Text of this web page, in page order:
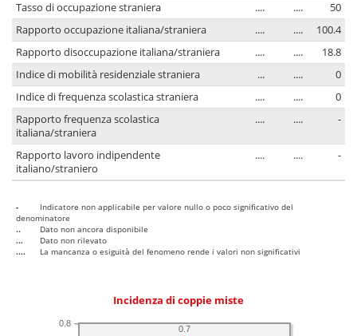
Tasso di occupazione straniera
.... ....
50
Rapporto occupazione italiana/straniera
.... ....
100.4
Rapporto disoccupazione italiana/straniera
.... ....
18.8
Indice di mobilità residenziale straniera
... ....
0
Indice di frequenza scolastica straniera
.... ....
0
Rapporto frequenza scolastica
italiana/straniera
.... .... -
Rapporto lavoro indipendente
italiano/straniero
.... .... -
-
Indicatore non applicabile per valore nullo o poco significativo del
denominatore
..
Dato non ancora disponibile
...
Dato non rilevato
....
La mancanza o esiguità del fenomeno rende i valori non significativi
Incidenza di coppie miste
0.8
0.7